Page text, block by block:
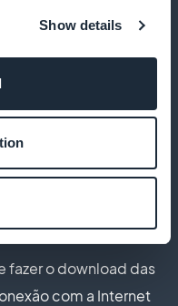
Show details
salvar os
cursos favoritos
fazer o download das
com a Internet